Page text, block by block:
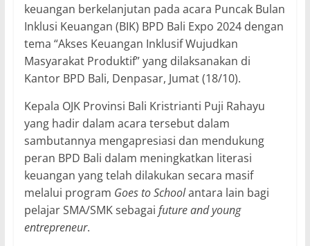
keuangan berkelanjutan pada acara Puncak Bulan
Inklusi Keuangan (BIK) BPD Bali Expo 2024 dengan
tema “Akses Keuangan Inklusif Wujudkan
Masyarakat Produktif” yang dilaksanakan di
Kantor BPD Bali, Denpasar, Jumat(18/10).
Kepala OJK Provinsi Bali Kristrianti Puji Rahayu
yang hadir dalam acara tersebut dalam
sambutannya mengapresiasi dan mendukung
peran BPD Bali dalam meningkatkan literasi
keuangan yang telah dilakukan secara masif
melalui program Goes to Schoolantara lain bagi
pelajar SMA/SMK sebagai future and young
entrepreneur.